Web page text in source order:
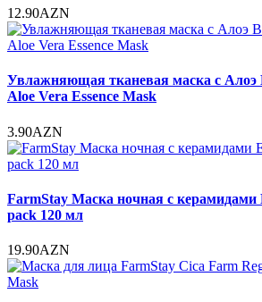
12.90AZN
Увлажняющая тканевая маска с Алоэ
Aloe Vera Essence Mask
3.90AZN
FarmStay Маска ночная с керамидами
pack 120 мл
19.90AZN